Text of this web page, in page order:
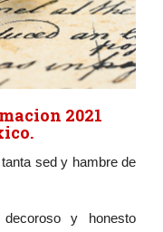
2021
sed y hambre de
y honesto